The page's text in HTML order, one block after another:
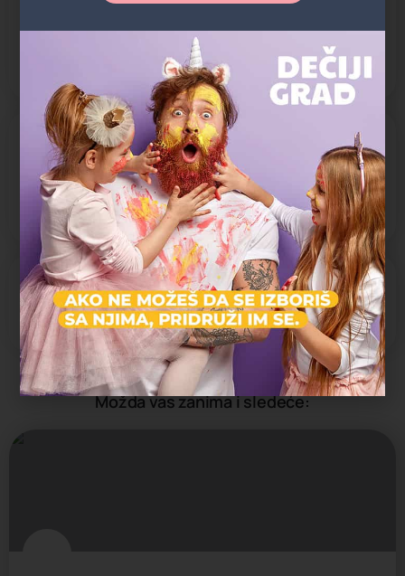
„Ivan Gunduluić“, „Branko Radičević“, „Duško Radović“, „Milan
održavaju treninzi želimo da olakšamo našim članovima i
njihovim porodicama da što laše i brže stignu na treninge.
O NASTAVI
Razvoj intelektualnih veština: Motorika
Razvoj socio-emocijalnih veština: Komunikacija, Timski rad
PROGRAMI SPORTOVA:
Rukomet
Možda vas zanima i sledeće: